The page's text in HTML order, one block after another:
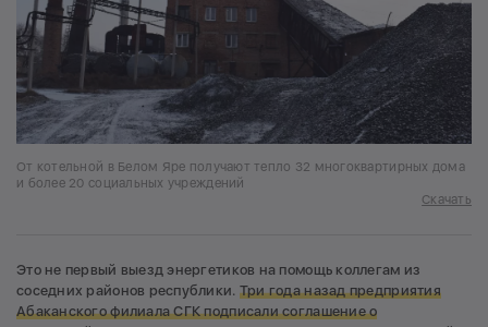
От котельной в Белом Яре получают тепло 32 многоквартирных дома
и более 20 социальных учреждений
Скачать
Это не первый выезд энергетиков на помощь коллегам из
соседних районов республики. Три года назад предприятия
Абаканского филиала СГК подписали соглашение о